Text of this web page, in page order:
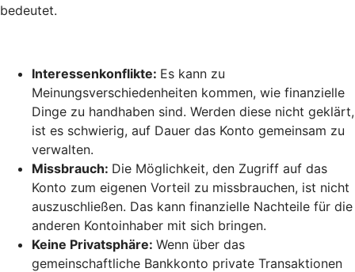
bedeutet.
Interessenkonflikte: Es kann zu
Meinungsverschiedenheiten kommen, wie finanzielle
Dinge zu handhaben sind. Werden diese nicht geklärt,
ist es schwierig, auf Dauer das Konto gemeinsam zu
verwalten.
Missbrauch: Die Möglichkeit, den Zugriff auf das
Konto zum eigenen Vorteil zu missbrauchen, ist nicht
auszuschließen. Das kann finanzielle Nachteile für die
anderen Kontoinhaber mit sich bringen.
Keine Privatsphäre: Wenn über das
gemeinschaftliche Bankkonto private Transaktionen